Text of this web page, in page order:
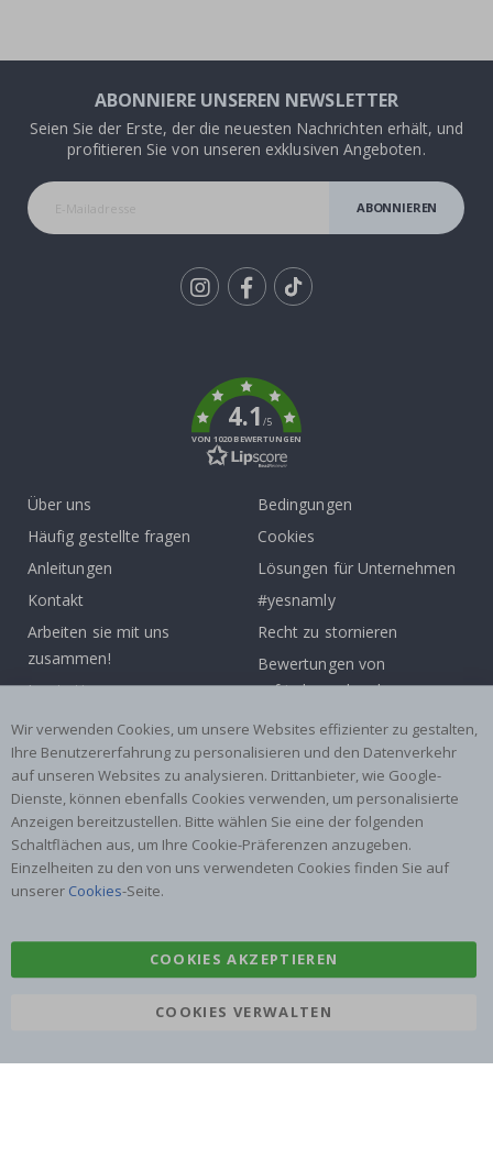
ABONNIERE UNSEREN NEWSLETTER
Seien Sie der Erste, der die neuesten Nachrichten erhält, und
profitieren Sie von unseren exklusiven Angeboten.
ABONNIEREN
4.1/5
VON 1020 BEWERTUNGEN
Über uns
Häufig gestellte fragen
Anleitungen
Kontakt
Arbeiten sie mit uns
zusammen!
Inspiration
Bedingungen
Cookies
Lösungen für Unternehmen
#yesnamly
Recht zu stornieren
Bewertungen von
zufriedenen kunden
Beliebte Kategorien
Namensaufkleber
Wandtattoos
Fliesenaufkleber
Poster
Aufkleber
Klebefolie
Wir verwenden Cookies, um unsere Websites effizienter zu gestalten,
Ihre Benutzererfahrung zu personalisieren und den Datenverkehr
auf unseren Websites zu analysieren. Drittanbieter, wie Google-
Dienste, können ebenfalls Cookies verwenden, um personalisierte
Anzeigen bereitzustellen. Bitte wählen Sie eine der folgenden
Schaltflächen aus, um Ihre Cookie-Präferenzen anzugeben.
Einzelheiten zu den von uns verwendeten Cookies finden Sie auf
unserer Cookies-Seite.
COOKIES AKZEPTIEREN
COOKIES VERWALTEN